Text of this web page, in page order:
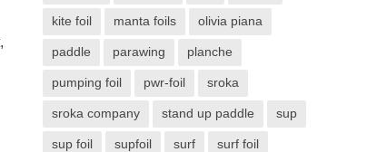
kite foil manta foils olivia piana
paddle parawing planche
pumping foil pwr-foil sroka
sroka company stand up paddle sup
sup foil supfoil surf surf foil